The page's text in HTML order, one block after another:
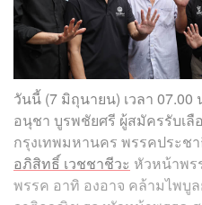
วันนี้ (7 มิถุนายน) เวลา
อนุชา บูรพชัยศรี ผู้สมัครรับเลื
กรุงเทพมหานคร พรรคประช
อภิสิทธิ์ เวชชาชีวะ หัวหน้าพร
พรรค อาทิ องอาจ คล้ามไพ